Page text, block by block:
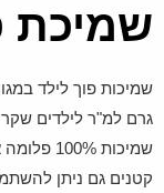
שמיכת
שמיכות
קטנים גם ניתן להשתמש